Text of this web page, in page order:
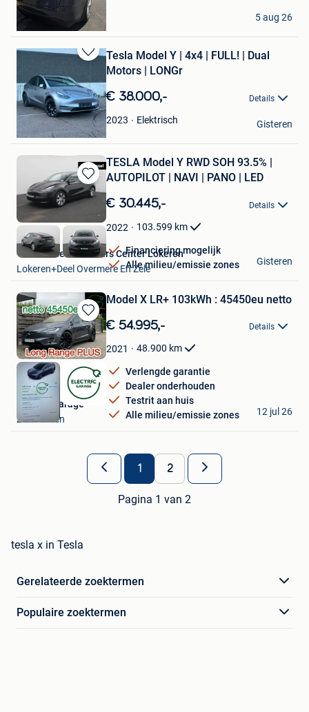
Gioa
La Louviere
5 aug 26
Bewaren
Mijn
Favorieten
Tesla Model Y | 4x4 | FULL! | Dual
Motors | LONGr
€ 38.000,- Details
2023 Elektrisch
Ottokars Verkoop
Heusden
Gisteren
Bewaren
in
Favorieten
TESLA Model Y RWD SOH 93.5% |
AUTOPILOT | NAVI | PANO | LED
€ 30.445,- Details
2022 103.599 km
Financiering mogelijk
Alle milieu/emissie zones
Van Mossel Used Cars Center Lokeren
Lokeren+Deel Overmere En Zele
Gisteren
Bewaren
in
Mijn
Favorieten
Model X LR+ 103kWh : 45450eu netto
€ 54.995,- Details
2021 48.900 km
Verlengde garantie
Dealer onderhouden
Testrit aan huis
Alle milieu/emissie zones
Electric Garage
Zandhoven
12 jul 26
1 2
Pagina 1 van 2
tesla x in Tesla
Gerelateerde zoektermen
Populaire zoektermen